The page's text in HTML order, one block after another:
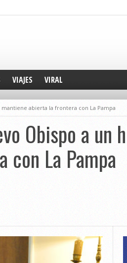
VIAJES VIRAL
abierta la frontera con La Pampa
Obispo a un
La Pampa